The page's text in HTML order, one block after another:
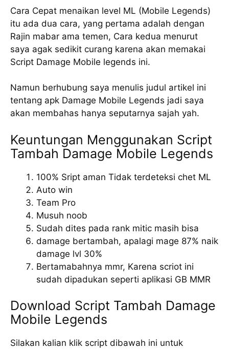
Cara Cepat menaikan level ML (Mobile Legends)
itu ada dua cara, yang pertama adalah dengan
Rajin mabar ama temen, Cara kedua menurut
saya agak sedikit curang karena akan memakai
Script Damage Mobile legends ini.
Namun berhubung saya menulis judul artikel ini
tentang apk Damage Mobile Legends jadi saya
akan membahas hanya seputarnya sajah yah.
Keuntungan Menggunakan Script
Tambah Damage Mobile Legends
100% Sript aman Tidak terdeteksi chet ML
Auto win
Team Pro
Musuh noob
Sudah dites pada rank mitic masih bisa
damage bertambah, apalagi mage 87% naik
damage lvl 30%
Bertamabahnya mmr, Karena scriot ini
sudah dipadukan seperti aplikasi GB MMR
Download Script Tambah Damage
Mobile Legends
Silakan kalian klik script dibawah ini untuk